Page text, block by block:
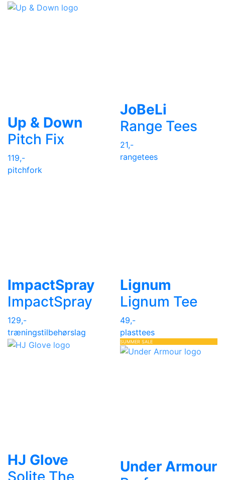
Up & Down
Pitch Fix
119,-
pitchfork
JoBeLi
Range Tees
21,-
rangetees
ImpactSpray
ImpactSpray
129,-
træningstilbehørslag
Lignum
Lignum Tee
49,-
plasttees
HJ Glove
SUMMER SALE
Under Armour